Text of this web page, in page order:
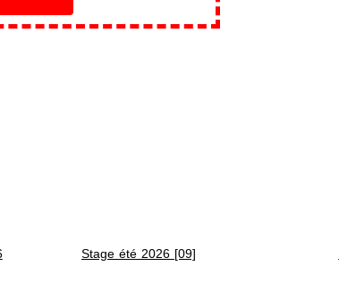
Stage été 2026 [09]